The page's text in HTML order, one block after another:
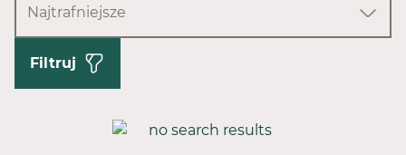
Najtrafniejsze
Filtruj